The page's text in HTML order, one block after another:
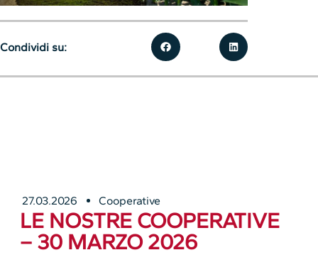
27.03.2026 Cooperative
LE NOSTRE COOPERATIVE
– 30 MARZO 2026
Condividi su: